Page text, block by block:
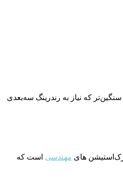
که نیاز به رندرینگ سه‌بعدی
مهندسی است که